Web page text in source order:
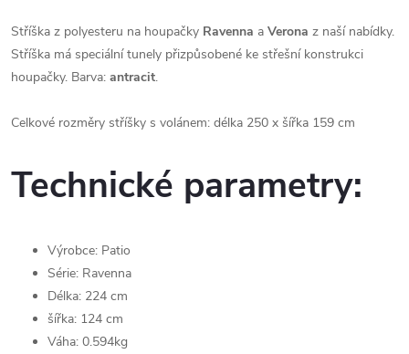
Stříška z polyesteru na houpačky Ravenna a Verona z naší nabídky.
Stříška má speciální tunely přizpůsobené ke střešní konstrukci
houpačky. Barva: antracit.
Celkové rozměry stříšky s volánem: délka 250 x šířka 159 cm
Technické parametry:
Výrobce: Patio
Série: Ravenna
Délka: 224 cm
šířka: 124 cm
Váha: 0.594kg